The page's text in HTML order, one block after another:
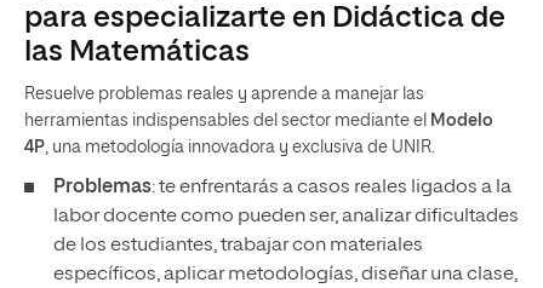
para especializarte en Didáctica de
las Matemáticas
Resuelve problemas reales y aprende a manejar las
herramientas indispensables del sector mediante el Modelo
4P, una metodología innovadora y exclusiva de UNIR.
Problemas: te enfrentarás a casos reales ligados a la
labor docente como pueden ser, analizar dificultades
de los estudiantes, trabajar con materiales
específicos, aplicar metodologías, diseñar una clase,